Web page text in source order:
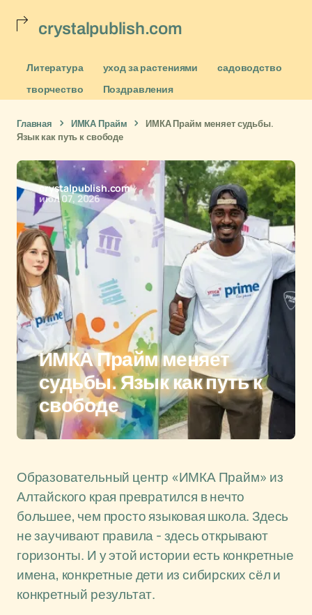
crystalpublish.com
Литература уход за растениями
садоводство
творчество
Поздравления
Главная ИМКА Прайм
ИМКА Прайм меняет судьбы.
Язык как путь к свободе
crystalpublish.com
июл 07, 2026
ИМКА Прайм меняет
судьбы. Язык как путь к
свободе
Образовательный центр «ИМКА Прайм» из
Алтайского края превратился в нечто
большее, чем просто языковая школа. Здесь
не заучивают правила - здесь открывают
горизонты. И у этой истории есть конкретные
имена, конкретные дети из сибирских сёл и
конкретный результат.